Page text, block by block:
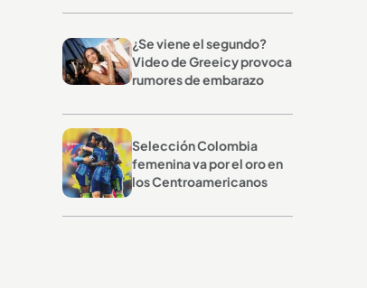
¿Se viene el segundo?
Video de Greeicy provoca
rumores de embarazo
Selección Colombia
femenina va por el oro en
los Centroamericanos